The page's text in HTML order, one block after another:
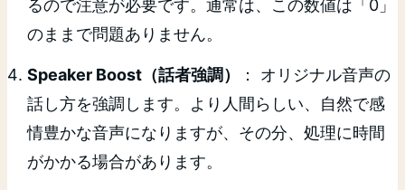
るので注意が必要です。通常は、この数値は「0」
のままで問題ありません。
Speaker Boost（話者強調）
： オリジナル音声の
話し方を強調します。より人間らしい、自然で感
情豊かな音声になりますが、その分、処理に時間
がかかる場合があります。